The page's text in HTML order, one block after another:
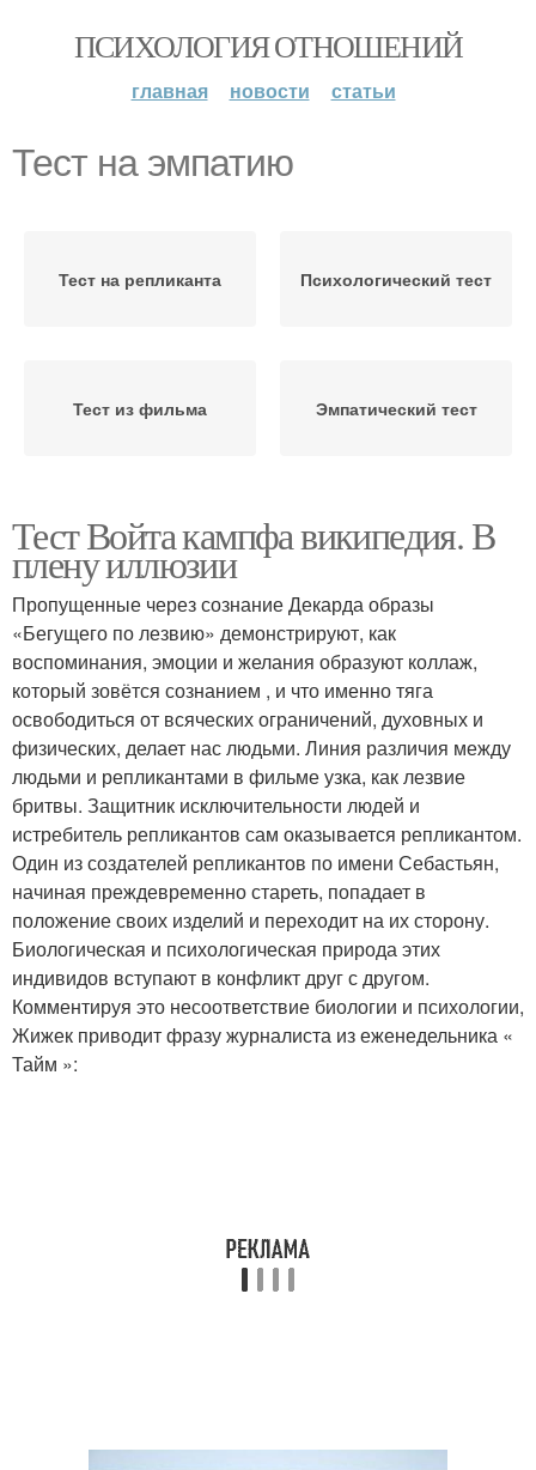
ПСИХОЛОГИЯ ОТНОШЕНИЙ
главная новости статьи
Тест на эмпатию
Тест на репликанта Психологический тест
Тест из фильма Эмпатический тест
Тест Войта кампфа википедия. В
плену иллюзии
Пропущенные через сознание Декарда образы
«Бегущего по лезвию» демонстрируют, как
воспоминания, эмоции и желания образуют коллаж,
который зовётся сознанием , и что именно тяга
освободиться от всяческих ограничений, духовных и
физических, делает нас людьми. Линия различия между
людьми и репликантами в фильме узка, как лезвие
бритвы. Защитник исключительности людей и
истребитель репликантов сам оказывается репликантом.
Один из создателей репликантов по имени Себастьян,
начиная преждевременно стареть, попадает в
положение своих изделий и переходит на их сторону.
Биологическая и психологическая природа этих
индивидов вступают в конфликт друг с другом.
Комментируя это несоответствие биологии и психологии,
Жижек приводит фразу журналиста из еженедельника «
Тайм »: